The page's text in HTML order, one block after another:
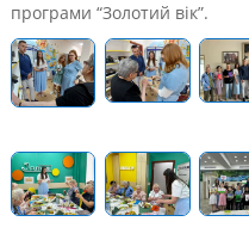
програми “Золотий вік”.